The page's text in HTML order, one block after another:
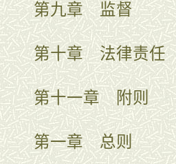
第九章 监督
第十章 法律责任
第十一章 附则
第一章 总则